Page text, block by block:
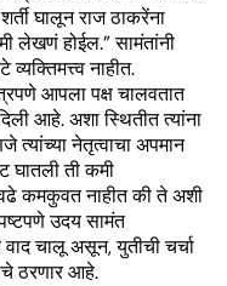
घालून राज ठाकरेंना
लेखणं होईल.” सामंतांनी
नाहीत.
आपला पक्ष चालवतात
आहे. अशा स्थितीत त्यांना
त्यांच्या नेतृत्वाचा अपमान
घातली ती कमी
कमकुवत नाहीत की ते अशी
उदय सामंत
चालू असून, युतीची चर्चा
ठरणार आहे.